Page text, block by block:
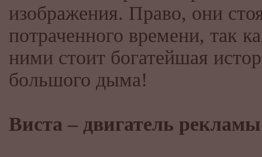
изображения. Право, они
потраченного времени, так
ними стоит богатейшая
большого дыма!
Виста – двигатель